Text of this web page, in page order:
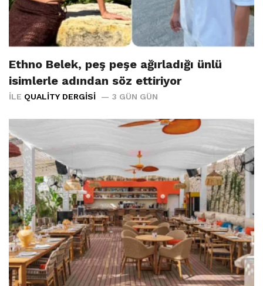
Ethno Belek, peş peşe ağırladığı ünlü
isimlerle adından söz ettiriyor
İLE QUALITY DERGISI 3 GÜN GÜN